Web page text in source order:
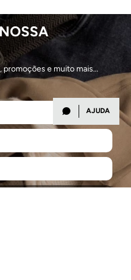
AJUDA
promoções e muito mais...